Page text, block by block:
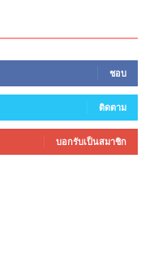
ชอบ
ติดตาม
บอกรับเป็นสมาชิก